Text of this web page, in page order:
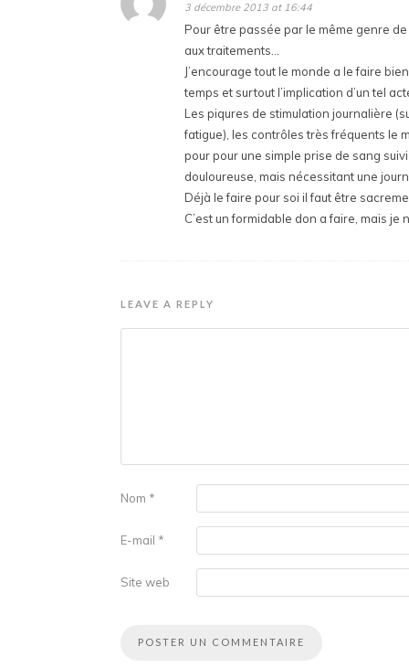
3 décembre 2013 at 16:44
Pour être passée par le même genre
aux traitements…
J’encourage tout le monde a le faire
temps et surtout l’implication d’un tel
Les piqures de stimulation journalière
fatigue), les contrôles très fréquents le
pour pour une simple prise de sang
douloureuse, mais nécessitant une
Déjà le faire pour soi il faut être
C’est un formidable don a faire, mais
LEAVE A REPLY
Nom *
E-mail *
Site web